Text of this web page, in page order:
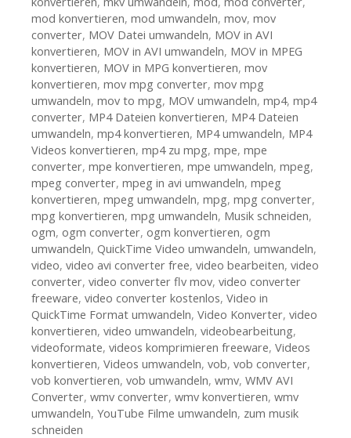
mod konvertieren, mod umwandeln, mov, mov
converter, MOV Datei umwandeln, MOV in AVI
konvertieren, MOV in AVI umwandeln, MOV in MPEG
konvertieren, MOV in MPG konvertieren, mov
konvertieren, mov mpg converter, mov mpg
umwandeln, mov to mpg, MOV umwandeln, mp4, mp4
converter, MP4 Dateien konvertieren, MP4 Dateien
umwandeln, mp4 konvertieren, MP4 umwandeln, MP4
Videos konvertieren, mp4 zu mpg, mpe, mpe
converter, mpe konvertieren, mpe umwandeln, mpeg,
mpeg converter, mpeg in avi umwandeln, mpeg
konvertieren, mpeg umwandeln, mpg, mpg converter,
mpg konvertieren, mpg umwandeln, Musik schneiden,
ogm, ogm converter, ogm konvertieren, ogm
umwandeln, QuickTime Video umwandeln, umwandeln,
video, video avi converter free, video bearbeiten, video
converter, video converter flv mov, video converter
freeware, video converter kostenlos, Video in
QuickTime Format umwandeln, Video Konverter, video
konvertieren, video umwandeln, videobearbeitung,
videoformate, videos komprimieren freeware, Videos
konvertieren, Videos umwandeln, vob, vob converter,
vob konvertieren, vob umwandeln, wmv, WMV AVI
Converter, wmv converter, wmv konvertieren, wmv
umwandeln, YouTube Filme umwandeln, zum musik
schneiden